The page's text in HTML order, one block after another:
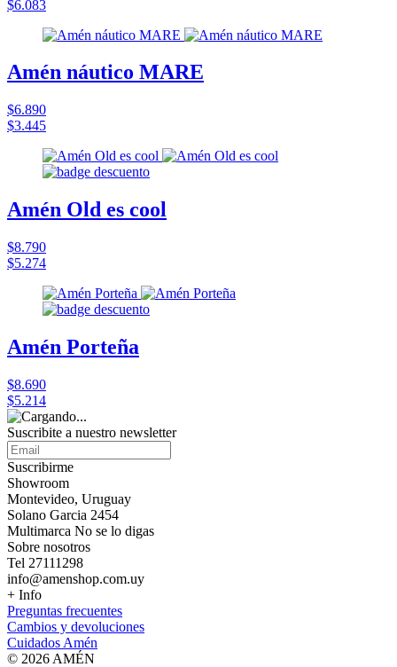
$6.083
Amén náutico MARE
$6.890
$3.445
Amén Old es cool
$8.790
$5.274
Amén Porteña
$8.690
$5.214
Suscribite a nuestro newsletter
Suscribirme
Showroom
Montevideo, Uruguay
Solano Garcia 2454
Multimarca No se lo digas
Sobre nosotros
Tel 27111298
info@amenshop.com.uy
+ Info
Preguntas frecuentes
Cambios y devoluciones
Cuidados Amén
© 2026 AMÉN